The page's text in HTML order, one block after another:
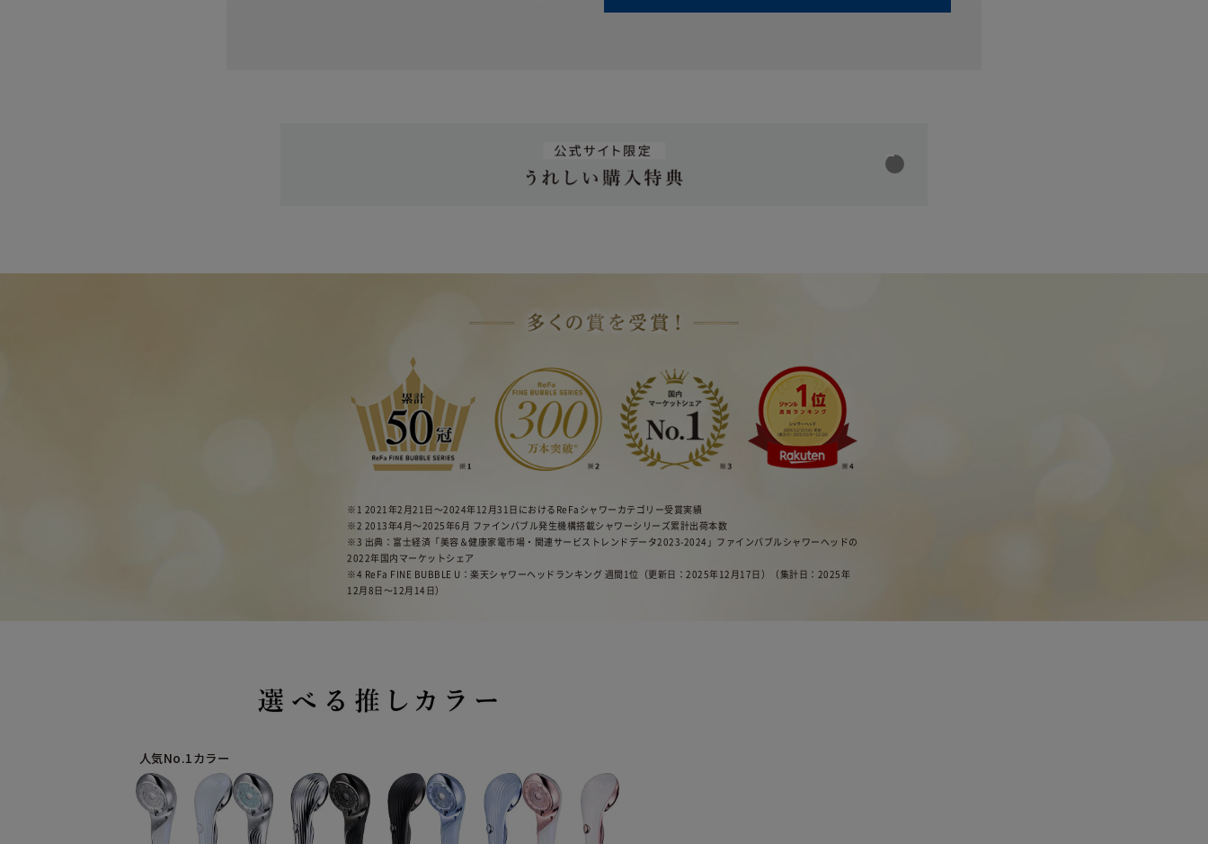
※1 2021年2月21日〜2024年12月31日におけるReFaシャワーカテゴリー受賞実績
※2 2013年4月〜2025年6月 ファインバブル発生機構搭載シャワーシリーズ累計出荷本数
※3 出典：富士経済「美容＆健康家電市場・関連サービストレンドデータ2023-2024」ファインバブルシャワーヘッドの
2022年国内マーケットシェア
※4 ReFa FINE BUBBLE U：楽天シャワーヘッドランキング 週間1位（更新日：2025年12月17日）（集計日：2025年
12月8日〜12月14日）
人気No.1カラー